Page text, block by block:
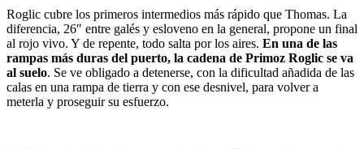
Roglic cubre los primeros intermedios más rápido que Thomas. La
diferencia, 26″ entre galés y esloveno en la general, propone un final
al rojo vivo. Y de repente, todo salta por los aires. En una de las
rampas más duras del puerto, la cadena de Primoz Roglic se va
al suelo. Se ve obligado a detenerse, con la dificultad añadida de las
calas en una rampa de tierra y con ese desnivel, para volver a
meterla y proseguir su esfuerzo.